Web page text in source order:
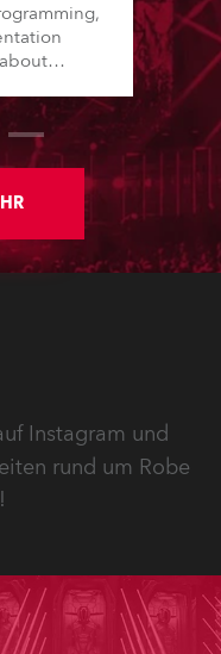
Instagram und
rund um Robe